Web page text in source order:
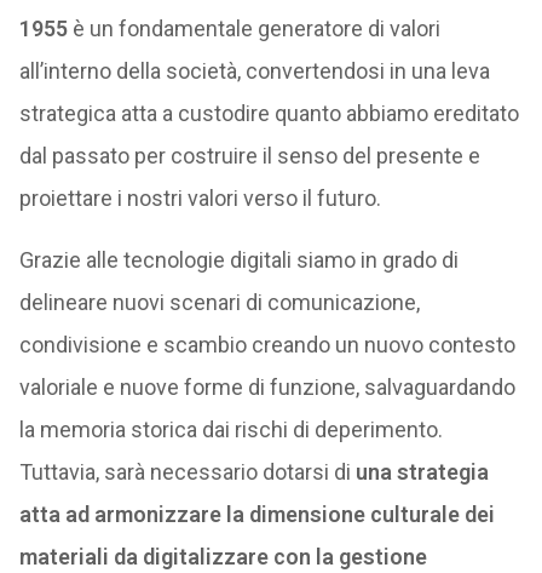
1955è un fondamentale generatore di valori
all’interno della società, convertendosi in una leva
strategica atta a custodire quanto abbiamo ereditato
dal passato per costruire il senso del presente e
proiettare i nostri valori verso il futuro.
Grazie alle tecnologie digitali siamo in grado di
delineare nuovi scenari di comunicazione,
condivisione e scambio creando un nuovo contesto
valoriale e nuove forme di funzione, salvaguardando
la memoria storica dai rischi di deperimento.
Tuttavia, sarà necessario dotarsi di una strategia
atta ad armonizzare la dimensione culturale dei
materiali da digitalizzare con la gestione